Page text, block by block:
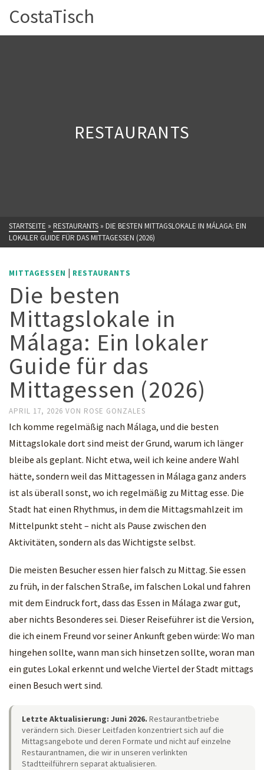
CostaTisch
RESTAURANTS
STARTSEITE » RESTAURANTS » DIE BESTEN MITTAGSLOKALE IN MÁLAGA: EIN
LOKALER GUIDE FÜR DAS MITTAGESSEN (2026)
MITTAGESSEN | RESTAURANTS
Die besten
Mittagslokale in
Málaga: Ein lokaler
Guide für das
Mittagessen (2026)
APRIL 17, 2026 VON ROSE GONZALES
Ich komme regelmäßig nach Málaga, und die besten
Mittagslokale dort sind meist der Grund, warum ich länger
bleibe als geplant. Nicht etwa, weil ich keine andere Wahl
hätte, sondern weil das Mittagessen in Málaga ganz anders
ist als überall sonst, wo ich regelmäßig zu Mittag esse. Die
Stadt hat einen Rhythmus, in dem die Mittagsmahlzeit im
Mittelpunkt steht – nicht als Pause zwischen den
Aktivitäten, sondern als das Wichtigste selbst.
Die meisten Besucher essen hier falsch zu Mittag. Sie essen
zu früh, in der falschen Straße, im falschen Lokal und fahren
mit dem Eindruck fort, dass das Essen in Málaga zwar gut,
aber nichts Besonderes sei. Dieser Reiseführer ist die Version,
die ich einem Freund vor seiner Ankunft geben würde: Wo man
hingehen sollte, wann man sich hinsetzen sollte, woran man
ein gutes Lokal erkennt und welche Viertel der Stadt mittags
einen Besuch wert sind.
Letzte Aktualisierung: Juni 2026. Restaurantbetriebe
verändern sich. Dieser Leitfaden konzentriert sich auf die
Mittagsangebote und deren Formate und nicht auf einzelne
Restaurantnamen, die wir in unseren verlinkten
Stadtteilführern separat aktualisieren.